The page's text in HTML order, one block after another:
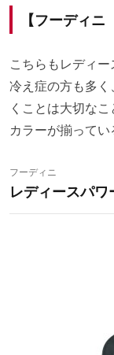
【フーディ
こちらもレディ
冷え症の方も多
くことは大切な
カラーが揃ってい
フーディニ
レディースパワ